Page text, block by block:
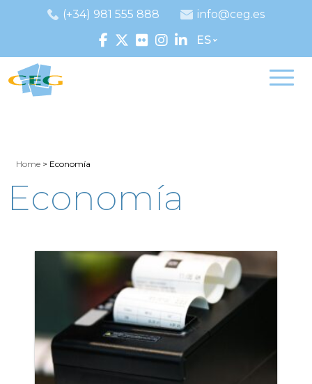
(+34) 981 555 888
info@ceg.es
ES
Home> Economía
Economía